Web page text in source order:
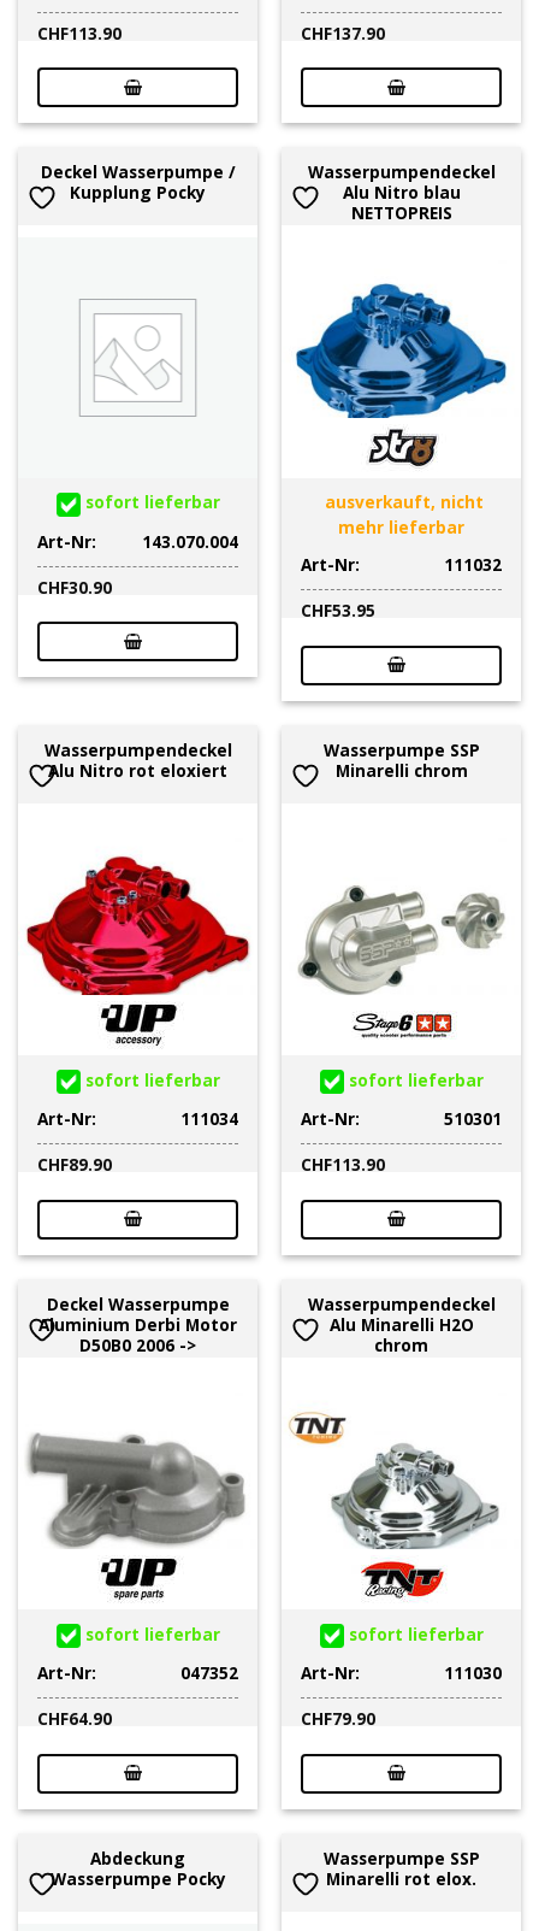
CHF113.90
CHF137.90
Deckel Wasserpumpe /
Kupplung Pocky
sofort lieferbar
Art-Nr:
143.070.004
CHF30.90
Wasserpumpendeckel
Alu Nitro blau
NETTOPREIS
ausverkauft, nicht
mehr lieferbar
Art-Nr:
111032
CHF53.95
Wasserpumpendeckel
Alu Nitro rot eloxiert
sofort lieferbar
Art-Nr:
111034
CHF89.90
Wasserpumpe SSP
Minarelli chrom
sofort lieferbar
Art-Nr:
510301
CHF113.90
Deckel Wasserpumpe
Aluminium Derbi Motor
D50B0 2006 ->
sofort lieferbar
Art-Nr:
047352
CHF64.90
Wasserpumpendeckel
Alu Minarelli H2O
chrom
sofort lieferbar
Art-Nr:
111030
CHF79.90
Abdeckung
Wasserpumpe Pocky
Wasserpumpe SSP
Minarelli rot elox.